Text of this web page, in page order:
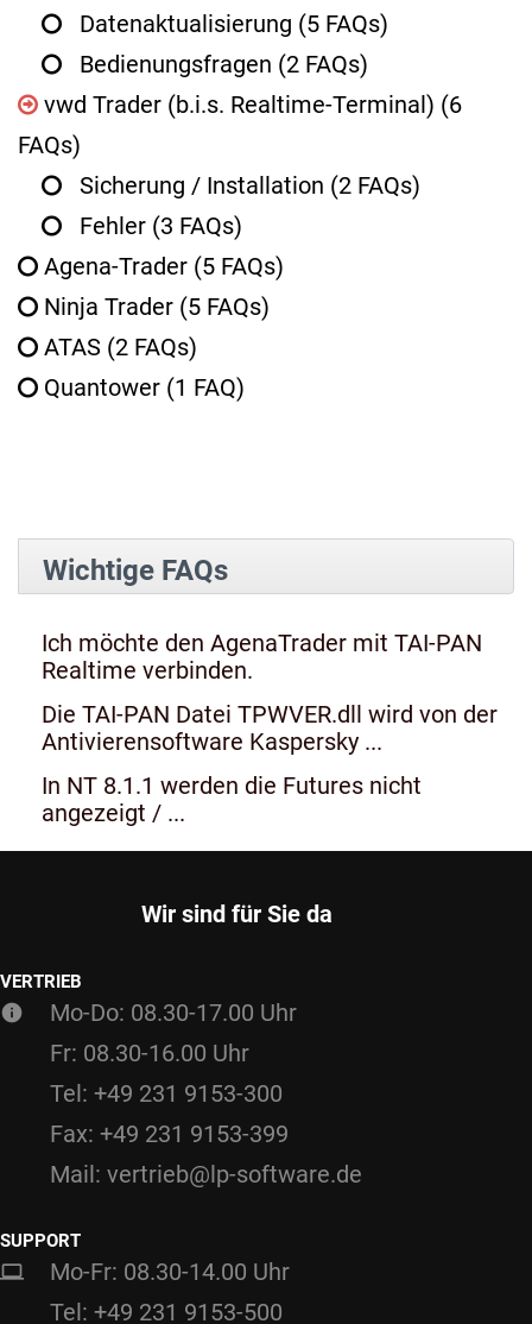
Datenaktualisierung (5 FAQs)
Bedienungsfragen (2 FAQs)
vwd Trader (b.i.s. Realtime-Terminal) (6
FAQs)
Sicherung / Installation (2 FAQs)
Fehler (3 FAQs)
Agena-Trader (5 FAQs)
Ninja Trader (5 FAQs)
ATAS (2 FAQs)
Quantower (1 FAQ)
Wichtige FAQs
Ich möchte den AgenaTrader mit TAI-PAN
Realtime verbinden.
Die TAI-PAN Datei TPWVER.dll wird von der
Antivierensoftware Kaspersky ...
In NT 8.1.1 werden die Futures nicht
angezeigt / ...
Wir sind für Sie da
VERTRIEB
Mo-Do: 08.30-17.00 Uhr
Fr: 08.30-16.00 Uhr
Tel: +49 231 9153-300
Fax: +49 231 9153-399
Mail: vertrieb@lp-software.de
SUPPORT
Mo-Fr: 08.30-14.00 Uhr
Tel: +49 231 9153-500